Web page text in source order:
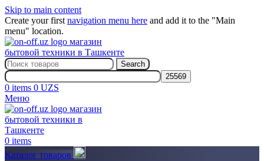
Skip to main content
Create your first navigation menu here and add it to the "Main
menu" location.
Search
0 items 0 UZS
Меню
0 items
Каталог товаров